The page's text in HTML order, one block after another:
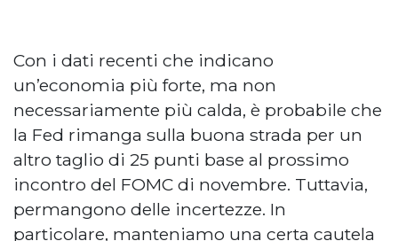
Con i dati recenti che indicano
un’economia più forte, ma non
necessariamente più calda, è probabile che
la Fed rimanga sulla buona strada per un
altro taglio di 25 punti base al prossimo
incontro del FOMC di novembre. Tuttavia,
permangono delle incertezze. In
particolare, manteniamo una certa cautela